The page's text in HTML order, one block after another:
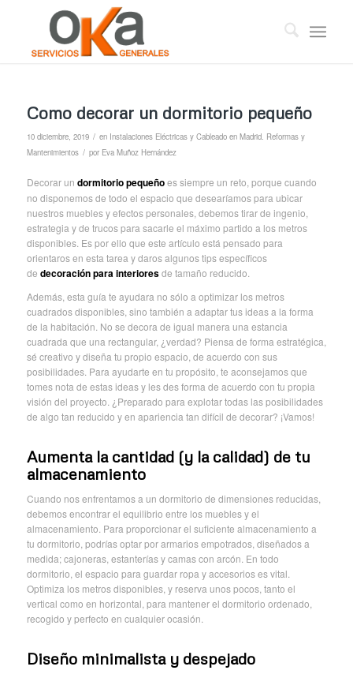
Como decorar un dormitorio pequeño
10 diciembre, 2019 / en Instalaciones Eléctricas y Cableado en Madrid. Reformas y
Mantenimientos / por Eva Muñoz Hernández
Decorar un dormitorio pequeñoes siempre un reto, porque cuando
no disponemos de todo el espacio que desearíamos para ubicar
nuestros muebles y efectos personales, debemos tirar de ingenio,
estrategia y de trucos para sacarle el máximo partido a los metros
disponibles. Es por ello que este artículo está pensado para
orientaros en esta tarea y daros algunos tips específicos
de decoración para interioresde tamaño reducido.
Además, esta guía te ayudara no sólo a optimizar los metros
cuadrados disponibles, sino también a adaptar tus ideas a la forma
de la habitación. No se decora de igual manera una estancia
cuadrada que una rectangular, ¿verdad? Piensa de forma estratégica,
sé creativo y diseña tu propio espacio, de acuerdo con sus
posibilidades. Para ayudarte en tu propósito, te aconsejamos que
tomes nota de estas ideas y les des forma de acuerdo con tu propia
visión del proyecto. ¿Preparado para explotar todas las posibilidades
de algo tan reducido y en apariencia tan difícil de decorar? ¡Vamos!
Aumenta la cantidad (y la calidad) de tu
almacenamiento
Cuando nos enfrentamos a un dormitorio de dimensiones reducidas,
debemos encontrar el equilibrio entre los muebles y el
almacenamiento. Para proporcionar el suficiente almacenamiento a
tu dormitorio, podrías optar por armarios empotrados, diseñados a
medida; cajoneras, estanterías y camas con arcón. En todo
dormitorio, el espacio para guardar ropa y accesorios es vital.
Optimiza los metros disponibles, y reserva unos pocos, tanto el
vertical como en horizontal, para mantener el dormitorio ordenado,
recogido y perfecto en cualquier ocasión.
Diseño minimalista y despejado